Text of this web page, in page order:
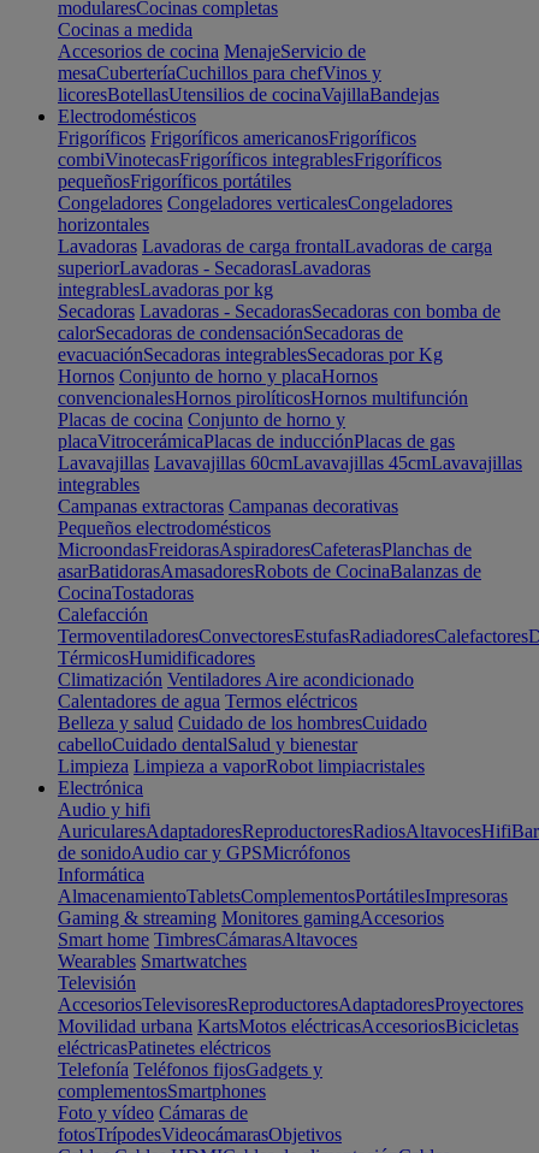
modularesCocinas completas
Cocinas a medida
Accesorios de cocina MenajeServicio de
mesaCuberteríaCuchillos para chefVinos y
licoresBotellasUtensilios de cocinaVajillaBandejas
Electrodomésticos
Frigoríficos Frigoríficos americanosFrigoríficos
combiVinotecasFrigoríficos integrablesFrigoríficos
pequeñosFrigoríficos portátiles
Congeladores Congeladores verticalesCongeladores
horizontales
Lavadoras Lavadoras de carga frontalLavadoras de carga
superiorLavadoras - SecadorasLavadoras
integrablesLavadoras por kg
Secadoras Lavadoras - SecadorasSecadoras con bomba de
calorSecadoras de condensaciónSecadoras de
evacuaciónSecadoras integrablesSecadoras por Kg
Hornos Conjunto de horno y placaHornos
convencionalesHornos pirolíticosHornos multifunción
Placas de cocina Conjunto de horno y
placaVitrocerámicaPlacas de inducciónPlacas de gas
Lavavajillas Lavavajillas 60cmLavavajillas 45cmLavavajillas
integrables
Campanas extractoras Campanas decorativas
Pequeños electrodomésticos
MicroondasFreidorasAspiradoresCafeterasPlanchas de
asarBatidorasAmasadoresRobots de CocinaBalanzas de
CocinaTostadoras
Calefacción
TermoventiladoresConvectoresEstufasRadiadoresCalefactores
TérmicosHumidificadores
Climatización Ventiladores Aire acondicionado
Calentadores de agua Termos eléctricos
Belleza y salud Cuidado de los hombresCuidado
cabelloCuidado dentalSalud y bienestar
Limpieza Limpieza a vaporRobot limpiacristales
Electrónica
Audio y hifi
AuricularesAdaptadoresReproductoresRadiosAltavocesHifi
de sonidoAudio car y GPSMicrófonos
Informática
AlmacenamientoTabletsComplementosPortátilesImpresoras
Gaming & streaming Monitores gamingAccesorios
Smart home TimbresCámarasAltavoces
Wearables Smartwatches
Televisión
AccesoriosTelevisoresReproductoresAdaptadoresProyectores
Movilidad urbana KartsMotos eléctricasAccesoriosBicicletas
eléctricasPatinetes eléctricos
Telefonía Teléfonos fijosGadgets y
complementosSmartphones
Foto y vídeo Cámaras de
fotosTrípodesVideocámarasObjetivos